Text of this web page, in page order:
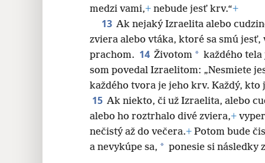
medzi vami,+ nebude jesť krv.“+
13 Ak nejaký Izraelita alebo
zviera alebo vtáka, ktoré sa smú
prachom. 14 Životom * každého
som povedal Izraelitom: „Nesmiete
každého tvora je jeho krv. Každý, kto
15 Ak niekto, či už Izraelita, alebo
alebo ho roztrhalo divé zviera,+
nečistý až do večera.+ Potom bude
a nevykúpe sa, * ponesie si následky